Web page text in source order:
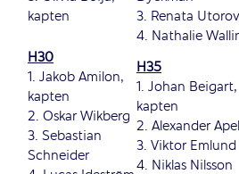
kapten
3. Renata
4. Nathalie
H30
1. Jakob Amilon,
kapten
2. Oskar Wikberg
3. Sebastian
Schneider
H35
1. Johan Beigart,
kapten
2. Alexander
3. Viktor Emlund
4. Niklas Nilsson